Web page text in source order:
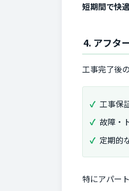
短期間で快
4. アフタ
工事完了後
工事保
故障・
定期的
特にアパー